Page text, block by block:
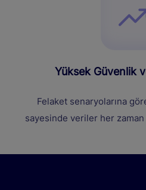
Yüksek Güvenlik
Felaket senaryolarına
sayesinde veriler her